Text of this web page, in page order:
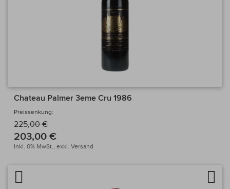
Chateau Palmer 3eme Cru 1986
Preissenkung:
225,00 €
203,00 €
Inkl. 0% MwSt., exkl. Versand